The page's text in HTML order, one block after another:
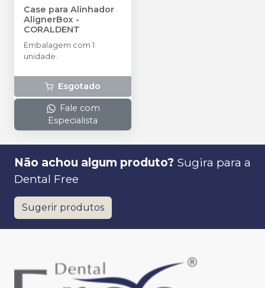
Case para Alinhador
AlignerBox -
CORALDENT
Embalagem com 1
unidade.
Esgotado
Fale com
Especialista
Não achou algum produto? Sugira para a
Dental Free
Sugerir produtos